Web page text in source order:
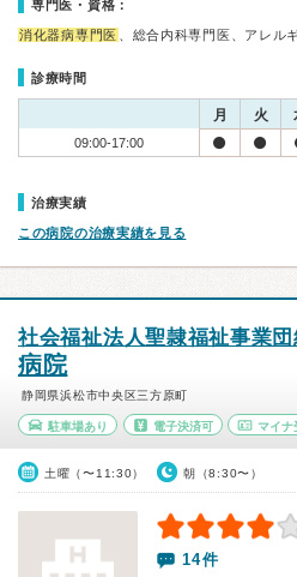
専門医・資格：
消化器病専門医 、総合内科専門医、アレル
診療時間
月 火
09:00-17:00
治療実績
この病院の治療実績を見る
社会福祉法人聖隷福祉事業
病院
静岡県浜松市中央区三方原町
駐車場あり 電子決済可 マイナ
土曜（〜11:30） 朝（8:30〜）
14件